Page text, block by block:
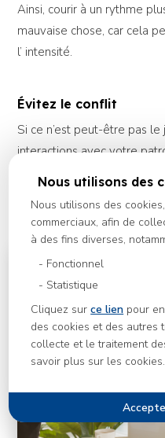
Ainsi, courir à un rythme
mauvaise chose, car cela
l’ intensité.
Évitez le conflit
Si ce n’est peut-être pas
interactions avec votre
personne qui vous entoure
brèves et cordiales afin de
Nous utilisons des
Nous utilisons des
commerciaux, afin de
à des fins diverses,
Fonctionnel
Statistique
Cliquez surce lien pour
des cookies et des autres
collecte et le traitement
savoir plus sur les cookies.